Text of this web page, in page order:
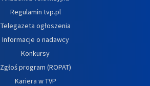
Regulamin tvp.pl
Telegazeta ogłoszenia
Informacje o nadawcy
Konkursy
Zgłoś program (ROPAT)
Kariera w TVP